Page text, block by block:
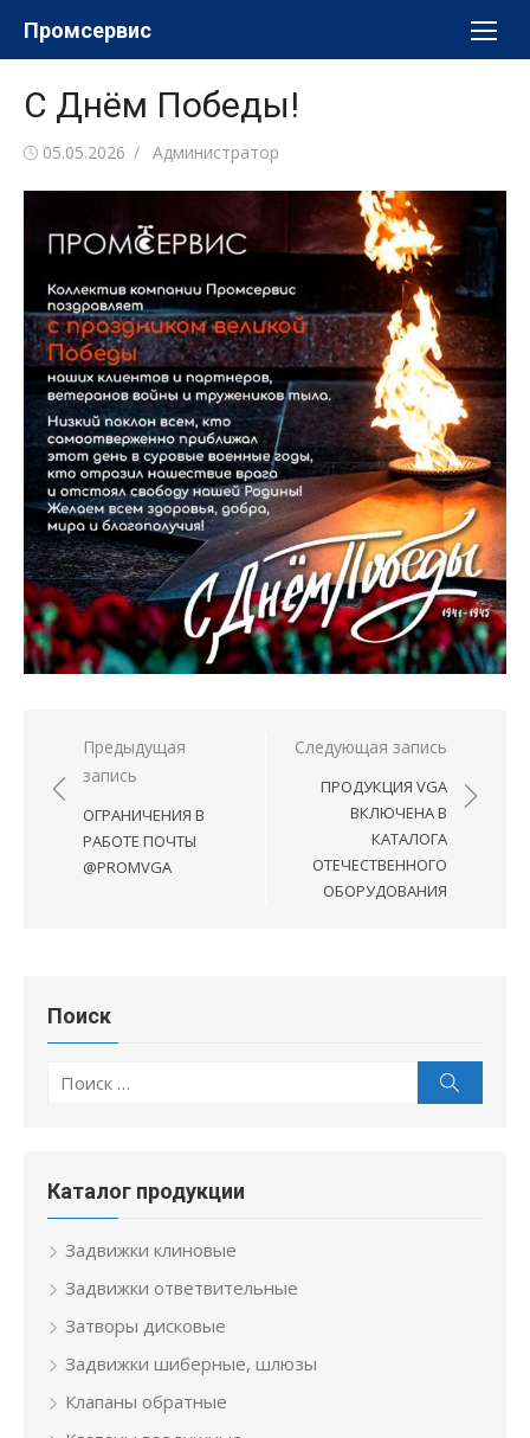
Промсервис
С Днём Победы!
Опубликовано
05.05.2026 Автор
Администратор
Навигация
по
записям
Предыдущая
запись
ОГРАНИЧЕНИЯ В
РАБОТЕ ПОЧТЫ
@PROMVGA
Следующая запись
ПРОДУКЦИЯ VGA
ВКЛЮЧЕНА В
КАТАЛОГА
ОТЕЧЕСТВЕННОГО
ОБОРУДОВАНИЯ
Поиск
Поиск
Каталог продукции
Задвижки клиновые
Задвижки ответвительные
Затворы дисковые
Задвижки шиберные, шлюзы
Клапаны обратные